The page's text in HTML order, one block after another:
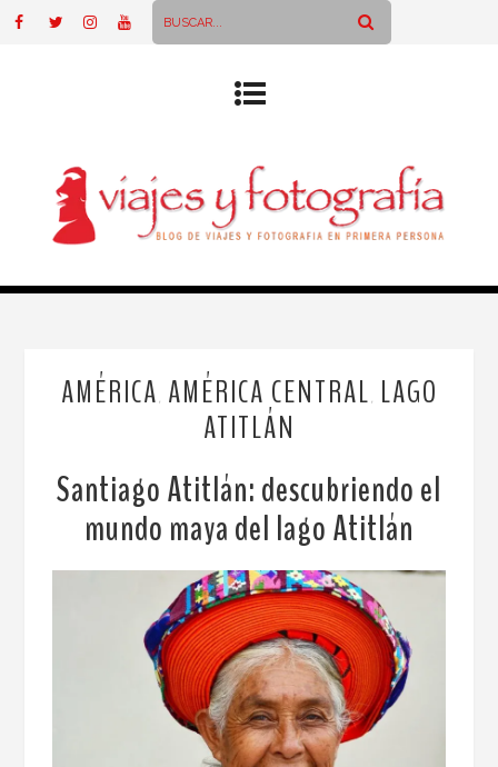
AMÉRICA AMÉRICA CENTRAL LAGO
ATITLÁN
Santiago Atitlán: descubriendo el
mundo maya del lago Atitlán